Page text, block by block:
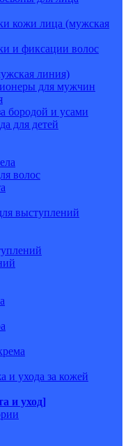
кожи лица (мужская
и фиксации волос
линия)
для мужчин
бородой и усами
для детей
волос
выступлений
и ухода за кожей
и уход]